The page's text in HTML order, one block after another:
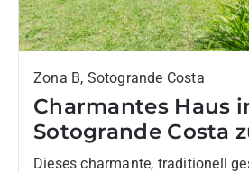
Zona B, Sotogrande Costa
Charmantes Haus
Sotogrande Costa
vermieten
Dieses charmante, traditionell